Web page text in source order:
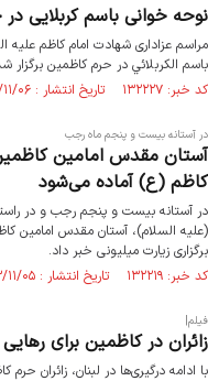
نوحه خوانی باسم کربلایی
مراسم عزاداری شهادت امام کاظم
باسم الكربلائي در حرم کاظمین برگزار
کد خبر: ۱۳۲۲۲۷ تاریخ انتشار : ۱۴۰۳/۱۱/۰۶
در آستانه بیست و پنجم ماه رجب
آستان مقدس امامین
کاظم (ع) آماده می‌شود
در آستانه بیست و پنجم رجب و در
(علیه السلام)، آستان مقدس امامین
برگزاری زیارت میلیونی خبر داد.
کد خبر: ۱۳۲۲۱۹ تاریخ انتشار : ۱۴۰۳/۱۱/۰۵
فیلم|
زائران در کاظمین برای
با ادامه درگیری‌ها در لبنان، زائران